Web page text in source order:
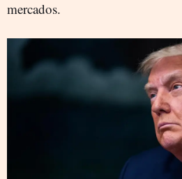
mercados.